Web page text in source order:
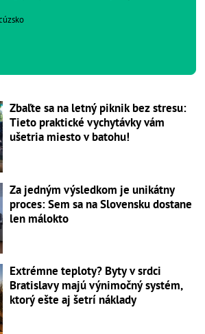
Zbaľte sa na letný piknik bez stresu:
Tieto praktické vychytávky vám
ušetria miesto v batohu!
Za jedným výsledkom je unikátny
proces: Sem sa na Slovensku dostane
len málokto
Extrémne teploty? Byty v srdci
Bratislavy majú výnimočný systém,
ktorý ešte aj šetrí náklady